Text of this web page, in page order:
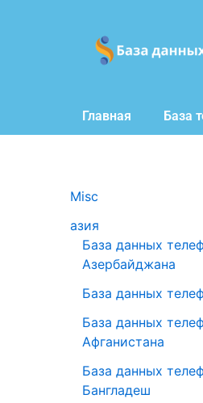
Главная База
Misc
азия
База данных
Азербайджана
База данных
База данных
Афганистана
База данных
Бангладеш